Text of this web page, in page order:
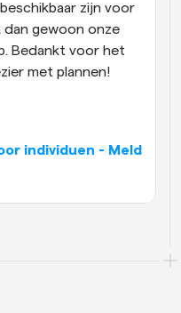
zijn voor
dan gewoon onze
Bedankt voor het
met plannen!
individuen - Meld